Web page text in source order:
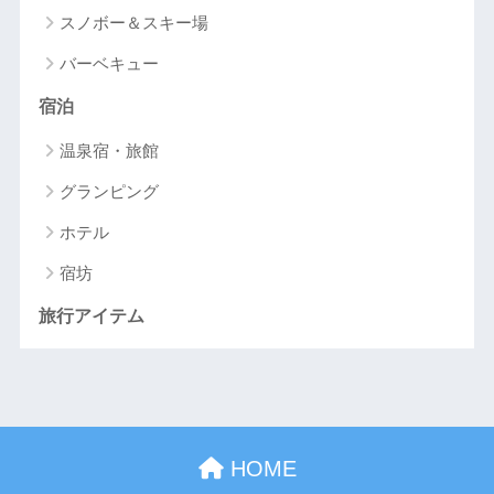
スノボー＆スキー場
バーベキュー
宿泊
温泉宿・旅館
グランピング
ホテル
宿坊
旅行アイテム
HOME